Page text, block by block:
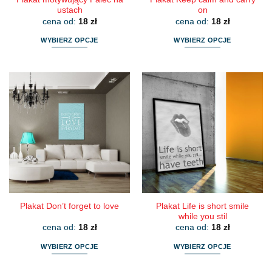
ustach
cena od: 18 zł
WYBIERZ OPCJE
wiele
wariantów.
Opcje
można
wybrać
na
stronie
produktu
on
cena od: 18 zł
WYBIERZ OPCJE
ma
wiele
wariantów.
Opcje
można
wybrać
na
stronie
produktu
Plakat Don’t forget to love
cena od: 18 zł
WYBIERZ OPCJE
Plakat Life is short smile
while you stil
cena od: 18 zł
WYBIERZ OPCJE